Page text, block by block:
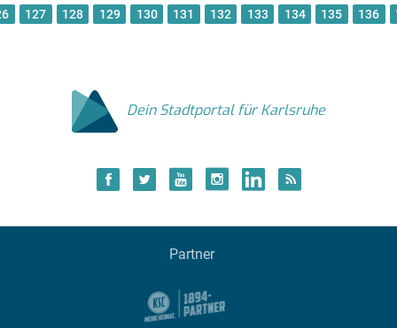
127 128 129 130 131 132 133 134 135 136
Dein Stadtportal für Karlsruhe
Partner